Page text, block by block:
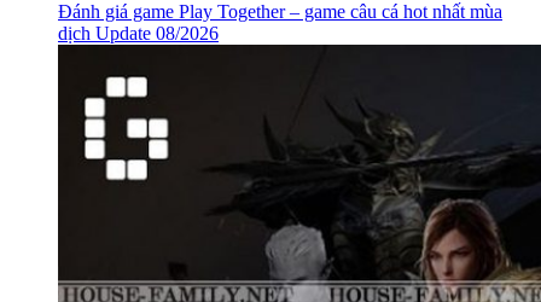
Đánh giá game Play Together – game câu cá hot nhất mùa
dịch Update 08/2026